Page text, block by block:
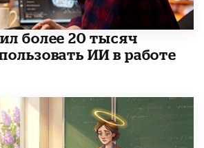
более 20 тысяч
ИИ в работе